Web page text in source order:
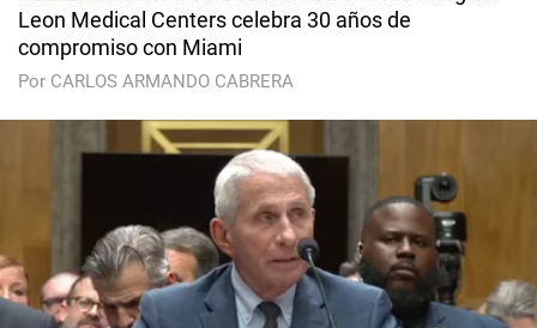
Leon Medical Centers celebra 30 años de
compromiso con Miami
Por CARLOS ARMANDO CABRERA